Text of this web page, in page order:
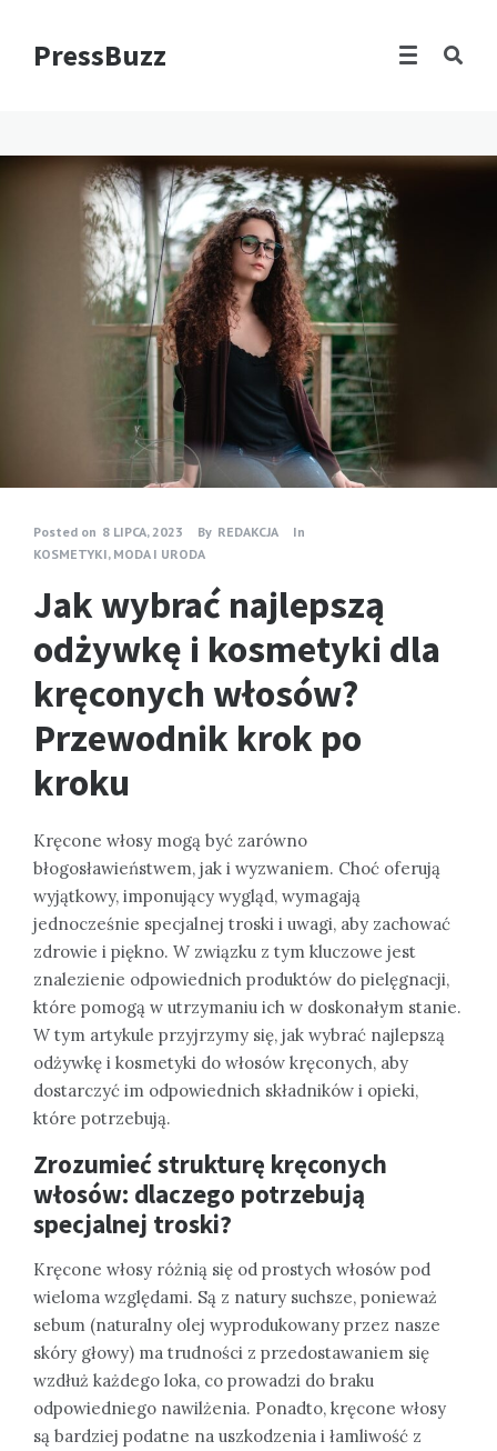
PressBuzz
Posted on 8 LIPCA, 2023 By REDAKCJA
In
KOSMETYKI, MODA I URODA
Jak wybrać najlepszą
odżywkę i kosmetyki dla
kręconych włosów?
Przewodnik krok po
kroku
Kręcone włosy mogą być zarówno
błogosławieństwem, jak i wyzwaniem. Choć oferują
wyjątkowy, imponujący wygląd, wymagają
jednocześnie specjalnej troski i uwagi, aby zachować
zdrowie i piękno. W związku z tym kluczowe jest
znalezienie odpowiednich produktów do pielęgnacji,
które pomogą w utrzymaniu ich w doskonałym stanie.
W tym artykule przyjrzymy się, jak wybrać najlepszą
odżywkę i kosmetyki do włosów kręconych, aby
dostarczyć im odpowiednich składników i opieki,
które potrzebują.
Zrozumieć strukturę kręconych
włosów: dlaczego potrzebują
specjalnej troski?
Kręcone włosy różnią się od prostych włosów pod
wieloma względami. Są z natury suchsze, ponieważ
sebum (naturalny olej wyprodukowany przez nasze
skóry głowy) ma trudności z przedostawaniem się
wzdłuż każdego loka, co prowadzi do braku
odpowiedniego nawilżenia. Ponadto, kręcone włosy
są bardziej podatne na uszkodzenia i łamliwość z